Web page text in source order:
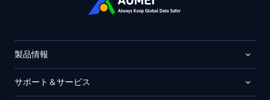
製品情報
サポート＆サービス